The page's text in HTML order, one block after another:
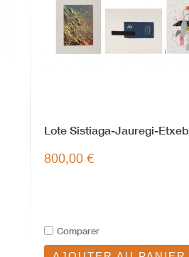
Lote Sistiaga-Jauregi-
800,00 €
Comparer